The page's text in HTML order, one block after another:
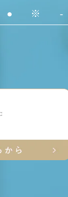
● ※ -